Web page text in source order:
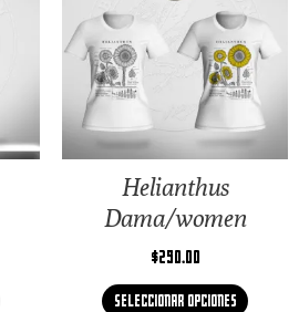
Helianthus
Dama/women
$290.00
Seleccionar opciones